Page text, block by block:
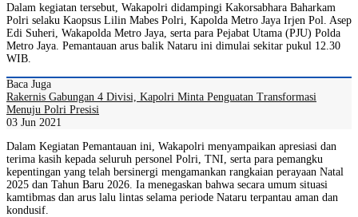
Dalam kegiatan tersebut, Wakapolri didampingi Kakorsabhara Baharkam
Polri selaku Kaopsus Lilin Mabes Polri, Kapolda Metro Jaya Irjen Pol. Asep
Edi Suheri, Wakapolda Metro Jaya, serta para Pejabat Utama (PJU) Polda
Metro Jaya. Pemantauan arus balik Nataru ini dimulai sekitar pukul 12.30
WIB.
Baca Juga
Rakernis Gabungan 4 Divisi, Kapolri Minta Penguatan Transformasi
Menuju Polri Presisi
03 Jun 2021
Dalam Kegiatan Pemantauan ini, Wakapolri menyampaikan apresiasi dan
terima kasih kepada seluruh personel Polri, TNI, serta para pemangku
kepentingan yang telah bersinergi mengamankan rangkaian perayaan Natal
2025 dan Tahun Baru 2026. Ia menegaskan bahwa secara umum situasi
kamtibmas dan arus lalu lintas selama periode Nataru terpantau aman dan
kondusif.